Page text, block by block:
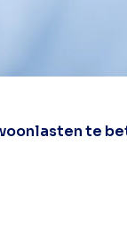
te